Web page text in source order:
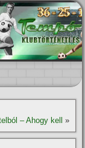
– Ahogy kell
»